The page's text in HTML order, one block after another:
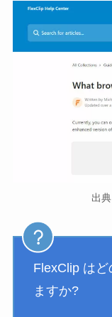
出典
FlexClip は
ますか?